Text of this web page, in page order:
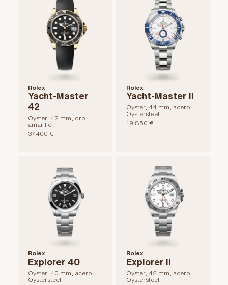
Rolex
Yacht-Master
42
Oyster, 42 mm, oro
amarillo
37.400 €
Rolex
Yacht-Master II
Oyster, 44 mm, acero
Oystersteel
19.850 €
Rolex
Explorer 40
Oyster, 40 mm, acero
Oystersteel
Rolex
Explorer II
Oyster, 42 mm, acero
Oystersteel